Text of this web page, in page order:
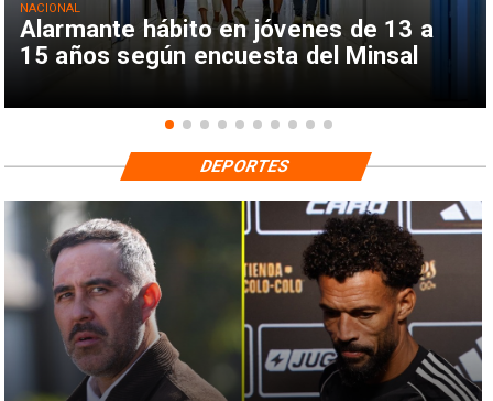
Alarmante hábito en jóvenes de 13 a
15 años según encuesta del Minsal
NACIONAL
DEPORTES